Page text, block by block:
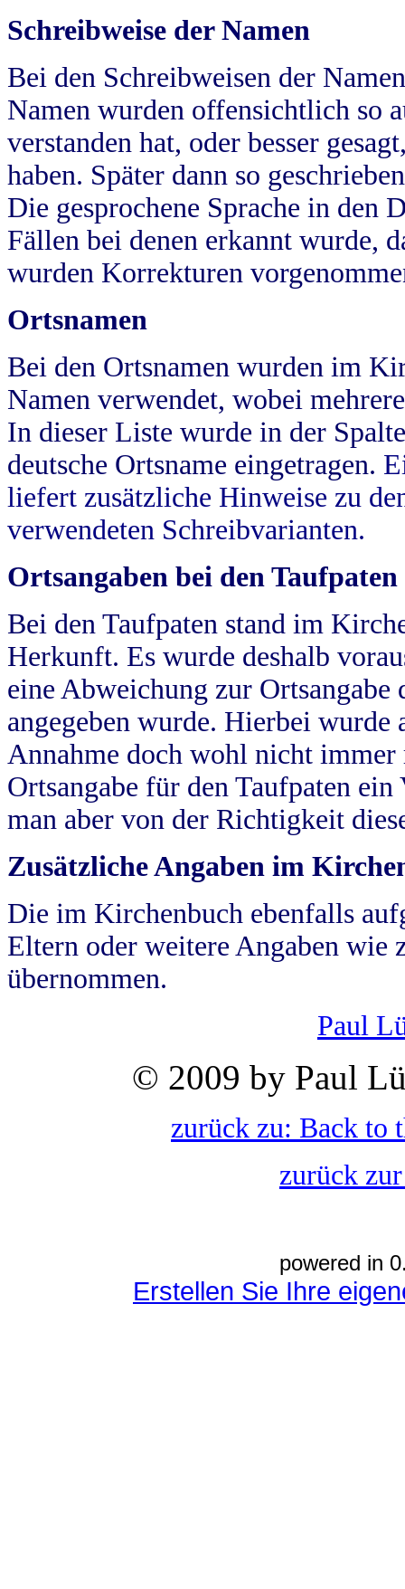
Schreibweise der Namen
Bei den Schreibweisen der
Namen wurden offensichtlich so
verstanden hat, oder besser
haben. Später dann so
Die gesprochene Sprache in
Fällen bei denen erkannt wurde,
wurden Korrekturen
Ortsnamen
Bei den Ortsnamen wurden im
Namen verwendet, wobei
In dieser Liste wurde in der
deutsche Ortsname eingetragen.
liefert zusätzliche Hinweise zu
verwendeten Schreibvarianten.
Ortsangaben bei den Taufpaten
Bei den Taufpaten stand im
Herkunft. Es wurde deshalb
eine Abweichung zur
angegeben wurde. Hierbei wurde
Annahme doch wohl nicht
Ortsangabe für den Taufpaten
man aber von der Richtigkeit
Zusätzliche Angaben im
Die im Kirchenbuch ebenfalls
Eltern oder weitere Angaben wie
übernommen.
Paul
© 2009 by Paul
zurück zu: Back to
zurück
powered in
Erstellen Sie Ihre